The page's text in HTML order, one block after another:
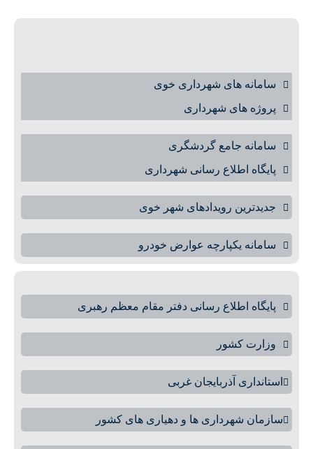
سامانه های شهرداری خوی
پروژه های شهرداری
سامانه جامع گردشگری
پایگاه اطلاع رسانی شهرداری
جدیدترین رویدادهای شهر خوی
سامانه یکپارچه عوارض خودرو
پایگاه اطلاع رسانی دفتر مقام معظم رهبری
وزارت کشور
استانداری آذربایجان غربی
سازمان شهرداری ها و دهیاری های کشور